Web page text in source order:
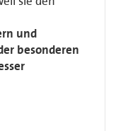
und
besonderen